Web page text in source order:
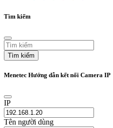
Tìm kiếm
Tìm kiếm
Menetec Hướng dẫn kết nối Camera IP
IP
Tên người dùng